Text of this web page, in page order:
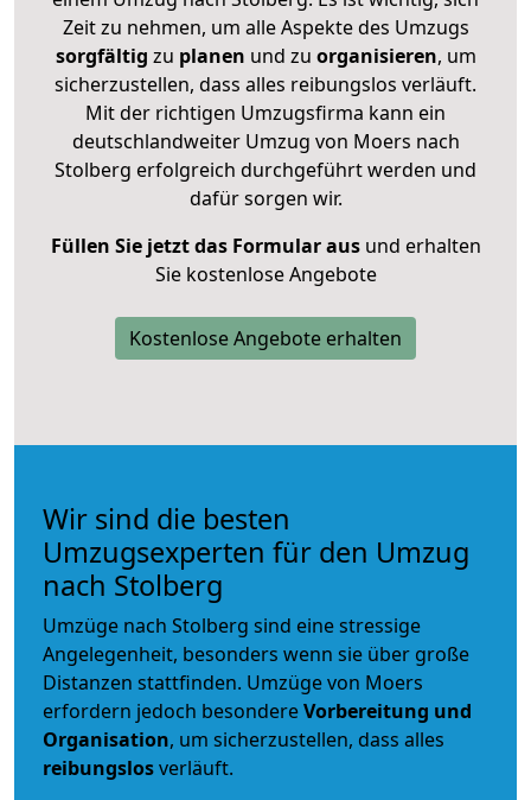
Zeit zu nehmen, um alle Aspekte des Umzugs
sorgfältig zu planen und zu organisieren, um
sicherzustellen, dass alles reibungslos verläuft.
Mit der richtigen Umzugsfirma kann ein
deutschlandweiter Umzug von Moers nach
Stolberg erfolgreich durchgeführt werden und
dafür sorgen wir.
Füllen Sie jetzt das Formular ausund erhalten
Sie kostenlose Angebote
Kostenlose Angebote erhalten
Wir sind die besten
Umzugsexperten für den Umzug
nach Stolberg
Umzüge nach Stolberg sind eine stressige
Angelegenheit, besonders wenn sie über große
Distanzen stattfinden. Umzüge von Moers
erfordern jedoch besondereVorbereitung und
Organisation, um sicherzustellen, dass alles
reibungslosverläuft.